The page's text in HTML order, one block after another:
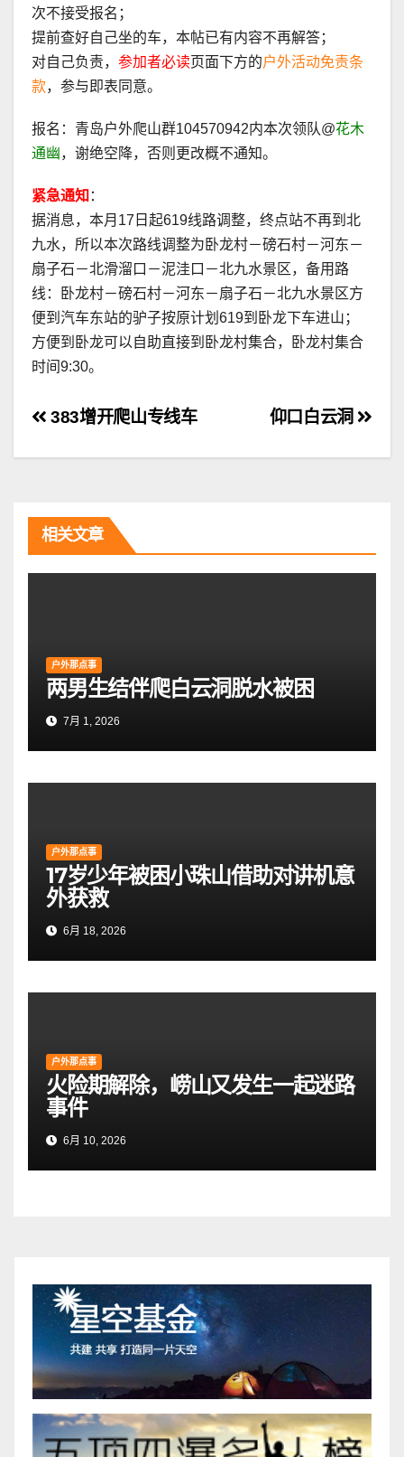
次不接受报名；
提前查好自己坐的车，本帖已有内容不再解答；
对自己负责， 参加者必读页面下方的户外活动免责条
款，参与即表同意。
报名：青岛户外爬山群104570942内本次领队@花木
通幽 ，谢绝空降，否则更改概不通知。
紧急通知 ：
据消息，本月17日起619线路调整，终点站不再到北
九水，所以本次路线调整为卧龙村－磅石村－河东－
扇子石－北滑溜口－泥洼口－北九水景区，备用路
线：卧龙村－磅石村－河东－扇子石－北九水景区方
便到汽车东站的驴子按原计划619到卧龙下车进山；
方便到卧龙可以自助直接到卧龙村集合，卧龙村集合
时间9:30。
文
章
航
仰口白云洞
383增开爬山专线车
相关文章
户外那点事
两男生结伴爬白云洞脱水被困
7月 1, 2026
户外那点事
17岁少年被困小珠山借助对讲机意
外获救
6月 18, 2026
户外那点事
火险期解除，崂山又发生一起迷路
事件
6月 10, 2026